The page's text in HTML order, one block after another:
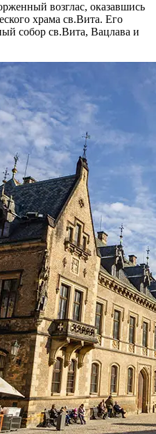
возглас, оказавшись
храма св.Вита. Его
собор св.Вита, Вацлава и